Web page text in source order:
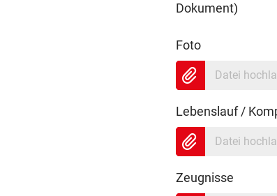
Dokument)
Foto
Datei
Lebenslauf /
Datei
Zeugnisse